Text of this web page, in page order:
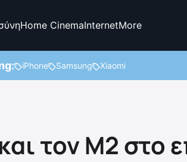
Home CinemaInternetMore
iPhone Samsung Xiaomi
τον M2 στο